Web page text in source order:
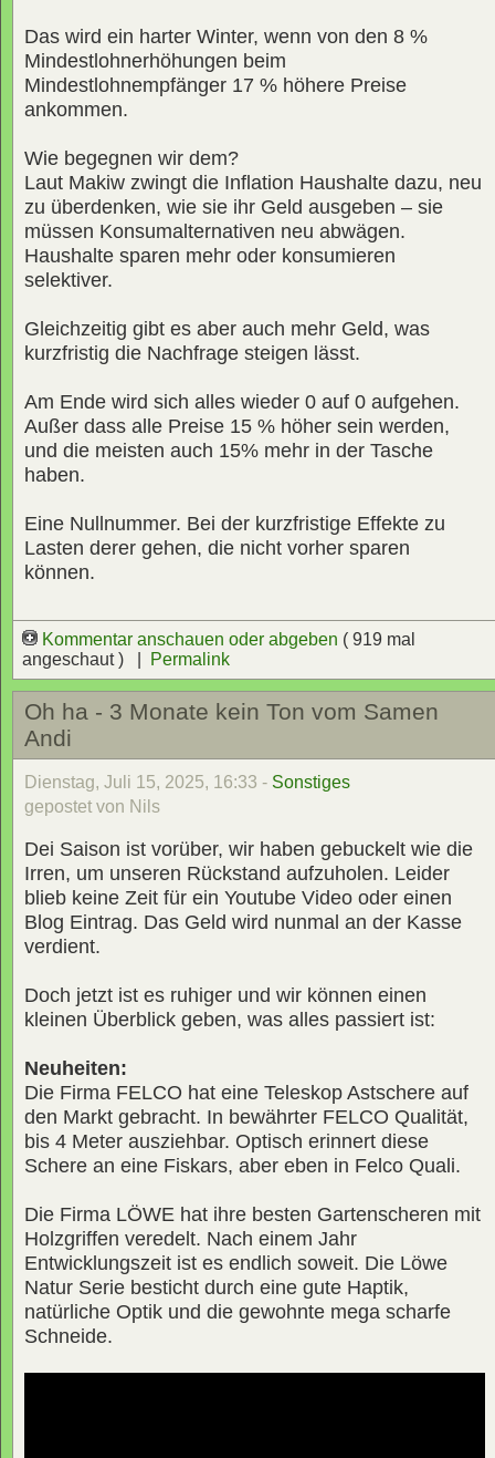
Das wird ein harter Winter, wenn von den 8 %
Mindestlohnerhöhungen beim
Mindestlohnempfänger 17 % höhere Preise
ankommen.
Wie begegnen wir dem?
Laut Makiw zwingt die Inflation Haushalte dazu, neu
zu überdenken, wie sie ihr Geld ausgeben – sie
müssen Konsumalternativen neu abwägen.
Haushalte sparen mehr oder konsumieren
selektiver.
Gleichzeitig gibt es aber auch mehr Geld, was
kurzfristig die Nachfrage steigen lässt.
Am Ende wird sich alles wieder 0 auf 0 aufgehen.
Außer dass alle Preise 15 % höher sein werden,
und die meisten auch 15% mehr in der Tasche
haben.
Eine Nullnummer. Bei der kurzfristige Effekte zu
Lasten derer gehen, die nicht vorher sparen
können.
Kommentar anschauen oder abgeben ( 919 mal
angeschaut ) |
Permalink
Oh ha - 3 Monate kein Ton vom Samen
Andi
Dienstag, Juli 15, 2025, 16:33 - Sonstiges
gepostet von Nils
Dei Saison ist vorüber, wir haben gebuckelt wie die
Irren, um unseren Rückstand aufzuholen. Leider
blieb keine Zeit für ein Youtube Video oder einen
Blog Eintrag. Das Geld wird nunmal an der Kasse
verdient.
Doch jetzt ist es ruhiger und wir können einen
kleinen Überblick geben, was alles passiert ist:
Neuheiten:
Die Firma FELCO hat eine Teleskop Astschere auf
den Markt gebracht. In bewährter FELCO Qualität,
bis 4 Meter ausziehbar. Optisch erinnert diese
Schere an eine Fiskars, aber eben in Felco Quali.
Die Firma LÖWE hat ihre besten Gartenscheren mit
Holzgriffen veredelt. Nach einem Jahr
Entwicklungszeit ist es endlich soweit. Die Löwe
Natur Serie besticht durch eine gute Haptik,
natürliche Optik und die gewohnte mega scharfe
Schneide.